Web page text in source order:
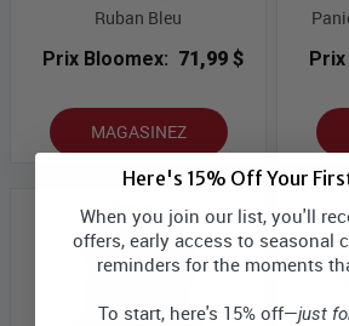
Ruban Bleu
Prix Bloomex: 71,99 $
MAGASINEZ
Here's 15% Off Your
When you join our list, you'll
offers, early access to seasonal
reminders for the moments
To start, here's 15% off—just